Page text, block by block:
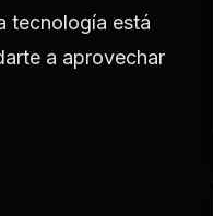
tecnología está
a aprovechar